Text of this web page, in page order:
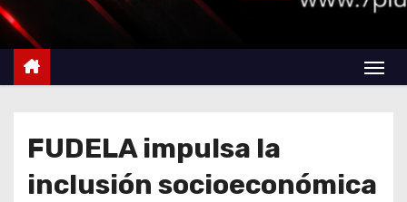
FUDELA impulsa la
inclusión socioeconómica